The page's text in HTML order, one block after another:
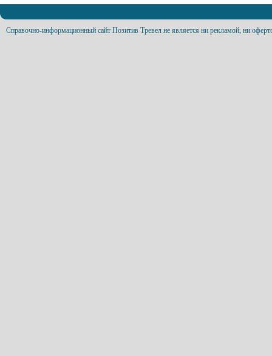
Справочно-информационный сайт Позитив Тревел не является ни рекламой, ни